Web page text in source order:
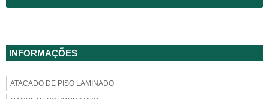
INFORMAÇÕES
ATACADO DE PISO LAMINADO